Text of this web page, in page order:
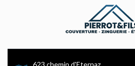
623 chemin d'Eternaz